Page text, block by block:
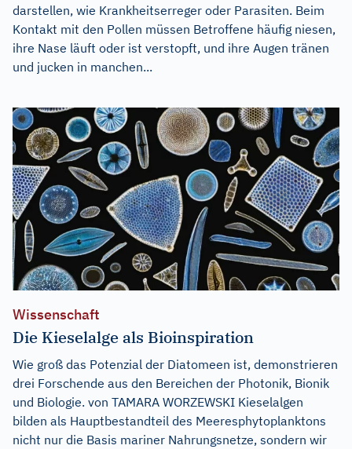
darstellen, wie Krankheitserreger oder Parasiten. Beim
Kontakt mit den Pollen müssen Betroffene häufig niesen,
ihre Nase läuft oder ist verstopft, und ihre Augen tränen
und jucken in manchen...
Wissenschaft
Die Kieselalge als Bioinspiration
Wie groß das Potenzial der Diatomeen ist, demonstrieren
drei Forschende aus den Bereichen der Photonik, Bionik
und Biologie. von TAMARA WORZEWSKI Kieselalgen
bilden als Hauptbestandteil des Meeresphytoplanktons
nicht nur die Basis mariner Nahrungsnetze, sondern wir